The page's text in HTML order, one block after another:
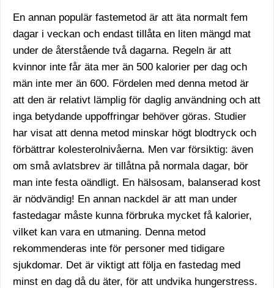
En annan populär fastemetod är att äta normalt fem
dagar i veckan och endast tillåta en liten mängd mat
under de återstående två dagarna. Regeln är att
kvinnor inte får äta mer än 500 kalorier per dag och
män inte mer än 600. Fördelen med denna metod är
att den är relativt lämplig för daglig användning och att
inga betydande uppoffringar behöver göras. Studier
har visat att denna metod minskar högt blodtryck och
förbättrar kolesterolnivåerna. Men var försiktig: även
om små avlatsbrev är tillåtna på normala dagar, bör
man inte festa oändligt. En hälsosam, balanserad kost
är nödvändig! En annan nackdel är att man under
fastedagar måste kunna förbruka mycket få kalorier,
vilket kan vara en utmaning. Denna metod
rekommenderas inte för personer med tidigare
sjukdomar. Det är viktigt att följa en fastedag med
minst en dag då du äter, för att undvika hungerstress.